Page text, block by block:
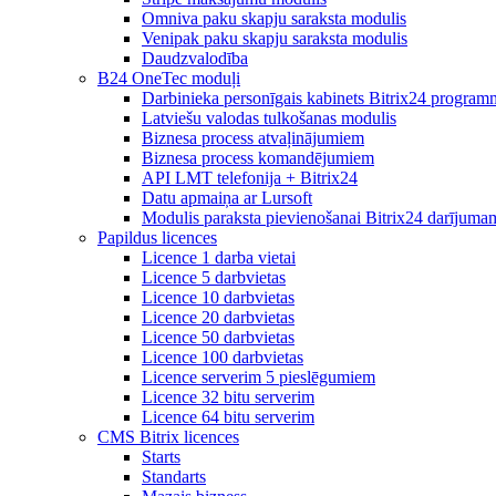
Omniva paku skapju saraksta modulis
Venipak paku skapju saraksta modulis
Daudzvalodība
B24 OneTec moduļi
Darbinieka personīgais kabinets Bitrix24
Latviešu valodas tulkošanas modulis
Biznesa process atvaļinājumiem
Biznesa process komandējumiem
API LMT telefonija + Bitrix24
Datu apmaiņa ar Lursoft
Modulis paraksta pievienošanai Bitrix24
Papildus licences
Licence 1 darba vietai
Licence 5 darbvietas
Licence 10 darbvietas
Licence 20 darbvietas
Licence 50 darbvietas
Licence 100 darbvietas
Licence serverim 5 pieslēgumiem
Licence 32 bitu serverim
Licence 64 bitu serverim
CMS Bitrix licences
Starts
Standarts